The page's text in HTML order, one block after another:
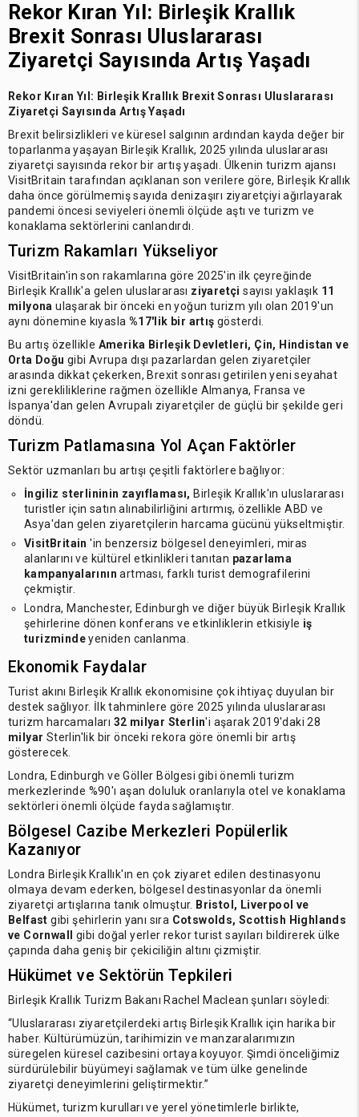
Rekor Kıran Yıl: Birleşik Krallık
Brexit Sonrası Uluslararası
Ziyaretçi Sayısında Artış Yaşadı
Rekor Kıran Yıl: Birleşik Krallık Brexit Sonrası Uluslararası
Ziyaretçi Sayısında Artış Yaşadı
Brexit belirsizlikleri ve küresel salgının ardından kayda değer bir
toparlanma yaşayan Birleşik Krallık, 2025 yılında uluslararası
ziyaretçi sayısında rekor bir artış yaşadı. Ülkenin turizm ajansı
VisitBritain tarafından açıklanan son verilere göre, Birleşik Krallık
daha önce görülmemiş sayıda denizaşırı ziyaretçiyi ağırlayarak
pandemi öncesi seviyeleri önemli ölçüde aştı ve turizm ve
konaklama sektörlerini canlandırdı.
Turizm Rakamları Yükseliyor
VisitBritain'in son rakamlarına göre 2025'in ilk çeyreğinde
Birleşik Krallık'a gelen uluslararası ziyaretçi sayısı yaklaşık 11
milyona ulaşarak bir önceki en yoğun turizm yılı olan 2019'un
aynı dönemine kıyasla %17'lik bir artış gösterdi.
Bu artış özellikle Amerika Birleşik Devletleri, Çin, Hindistan ve
Orta Doğu gibi Avrupa dışı pazarlardan gelen ziyaretçiler
arasında dikkat çekerken, Brexit sonrası getirilen yeni seyahat
izni gerekliliklerine rağmen özellikle Almanya, Fransa ve
İspanya'dan gelen Avrupalı ziyaretçiler de güçlü bir şekilde geri
döndü.
Turizm Patlamasına Yol Açan Faktörler
Sektör uzmanları bu artışı çeşitli faktörlere bağlıyor:
İngiliz sterlininin zayıflaması, Birleşik Krallık'ın uluslararası
turistler için satın alınabilirliğini artırmış, özellikle ABD ve
Asya'dan gelen ziyaretçilerin harcama gücünü yükseltmiştir.
VisitBritain 'in benzersiz bölgesel deneyimleri, miras
alanlarını ve kültürel etkinlikleri tanıtan pazarlama
kampanyalarının artması, farklı turist demografilerini
çekmiştir.
Londra, Manchester, Edinburgh ve diğer büyük Birleşik Krallık
şehirlerine dönen konferans ve etkinliklerin etkisiyle iş
turizmindeyeniden canlanma.
Ekonomik Faydalar
Turist akını Birleşik Krallık ekonomisine çok ihtiyaç duyulan bir
destek sağlıyor. İlk tahminlere göre 2025 yılında uluslararası
turizm harcamaları 32 milyar Sterlin'i aşarak 2019'daki 28
milyar Sterlin'lik bir önceki rekora göre önemli bir artış
gösterecek.
Londra, Edinburgh ve Göller Bölgesi gibi önemli turizm
merkezlerinde %90'ı aşan doluluk oranlarıyla otel ve konaklama
sektörleri önemli ölçüde fayda sağlamıştır.
Bölgesel Cazibe Merkezleri Popülerlik
Kazanıyor
Londra Birleşik Krallık'ın en çok ziyaret edilen destinasyonu
olmaya devam ederken, bölgesel destinasyonlar da önemli
ziyaretçi artışlarına tanık olmuştur. Bristol, Liverpool ve
Belfast gibi şehirlerin yanı sıra Cotswolds, Scottish Highlands
ve Cornwall
gibi doğal yerler rekor turist sayıları bildirerek ülke
çapında daha geniş bir çekiciliğin altını çizmiştir.
Hükümet ve Sektörün Tepkileri
Birleşik Krallık Turizm Bakanı Rachel Maclean şunları söyledi:
“Uluslararası ziyaretçilerdeki artış Birleşik Krallık için harika bir
haber. Kültürümüzün, tarihimizin ve manzaralarımızın
süregelen küresel cazibesini ortaya koyuyor. Şimdi önceliğimiz
sürdürülebilir büyümeyi sağlamak ve tüm ülke genelinde
ziyaretçi deneyimlerini geliştirmektir.”
Hükümet, turizm kurulları ve yerel yönetimlerle birlikte,